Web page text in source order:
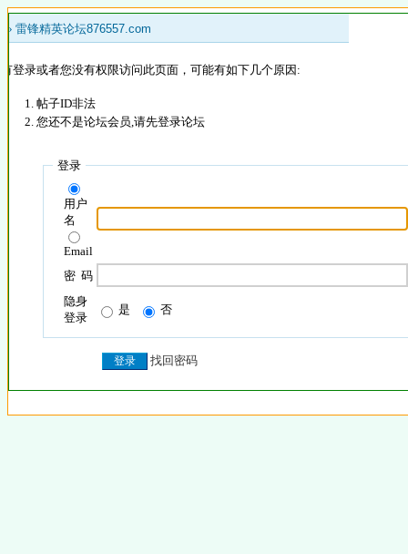
» 雷锋精英论坛876557.com
登录或者您没有权限访问此页面，可能有如下几个原因:
帖子ID非法
您还不是论坛会员,请先登录论坛
登录
用户
名
Email
密 码
隐身
登录
是 否
找回密码